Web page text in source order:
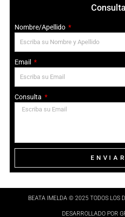
Consulta
Nombre/Apellido
Email
Consulta
ENVIAR
BEATA IMELDA © 2025 TODOS LOS
DESARROLLADO POR